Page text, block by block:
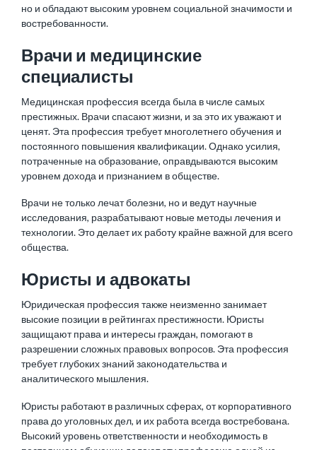
но и обладают высоким уровнем социальной значимости и
востребованности.
Врачи и медицинские
специалисты
Медицинская профессия всегда была в числе самых
престижных. Врачи спасают жизни, и за это их уважают и
ценят. Эта профессия требует многолетнего обучения и
постоянного повышения квалификации. Однако усилия,
потраченные на образование, оправдываются высоким
уровнем дохода и признанием в обществе.
Врачи не только лечат болезни, но и ведут научные
исследования, разрабатывают новые методы лечения и
технологии. Это делает их работу крайне важной для всего
общества.
Юристы и адвокаты
Юридическая профессия также неизменно занимает
высокие позиции в рейтингах престижности. Юристы
защищают права и интересы граждан, помогают в
разрешении сложных правовых вопросов. Эта профессия
требует глубоких знаний законодательства и
аналитического мышления.
Юристы работают в различных сферах, от корпоративного
права до уголовных дел, и их работа всегда востребована.
Высокий уровень ответственности и необходимость в